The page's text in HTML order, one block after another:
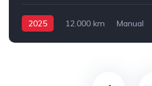
2025 12.000 km Manual